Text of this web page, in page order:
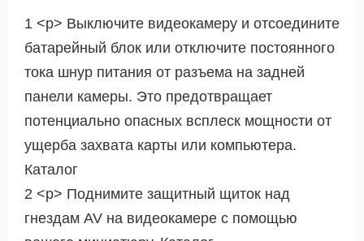
1 <р> Выключите видеокамеру и отсоедините
батарейный блок или отключите постоянного
тока шнур питания от разъема на задней
панели камеры. Это предотвращает
потенциально опасных всплеск мощности от
ущерба захвата карты или компьютера.
Каталог
2 <р> Поднимите защитный щиток над
гнездам AV на видеокамере с помощью